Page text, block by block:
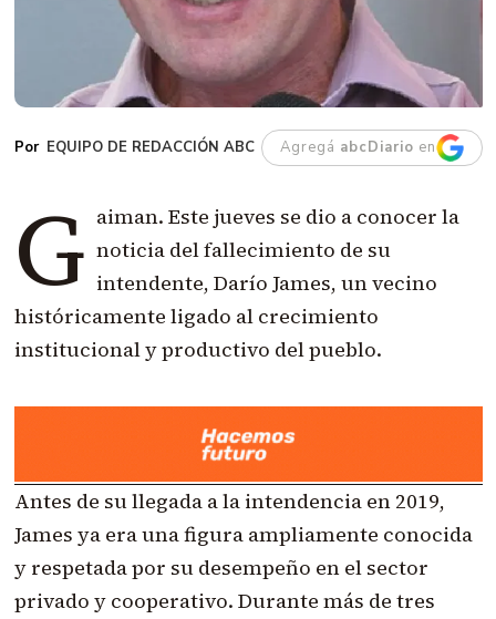
EQUIPO DE REDACCIÓN ABC Agregá abcDiario en
G aiman. Este jueves se dio a conocer la
noticia del fallecimiento de su
intendente, Darío James, un vecino
históricamente ligado al crecimiento
institucional y productivo del pueblo.
Antes de su llegada a la intendencia en 2019,
James ya era una figura ampliamente conocida
y respetada por su desempeño en el sector
privado y cooperativo. Durante más de tres